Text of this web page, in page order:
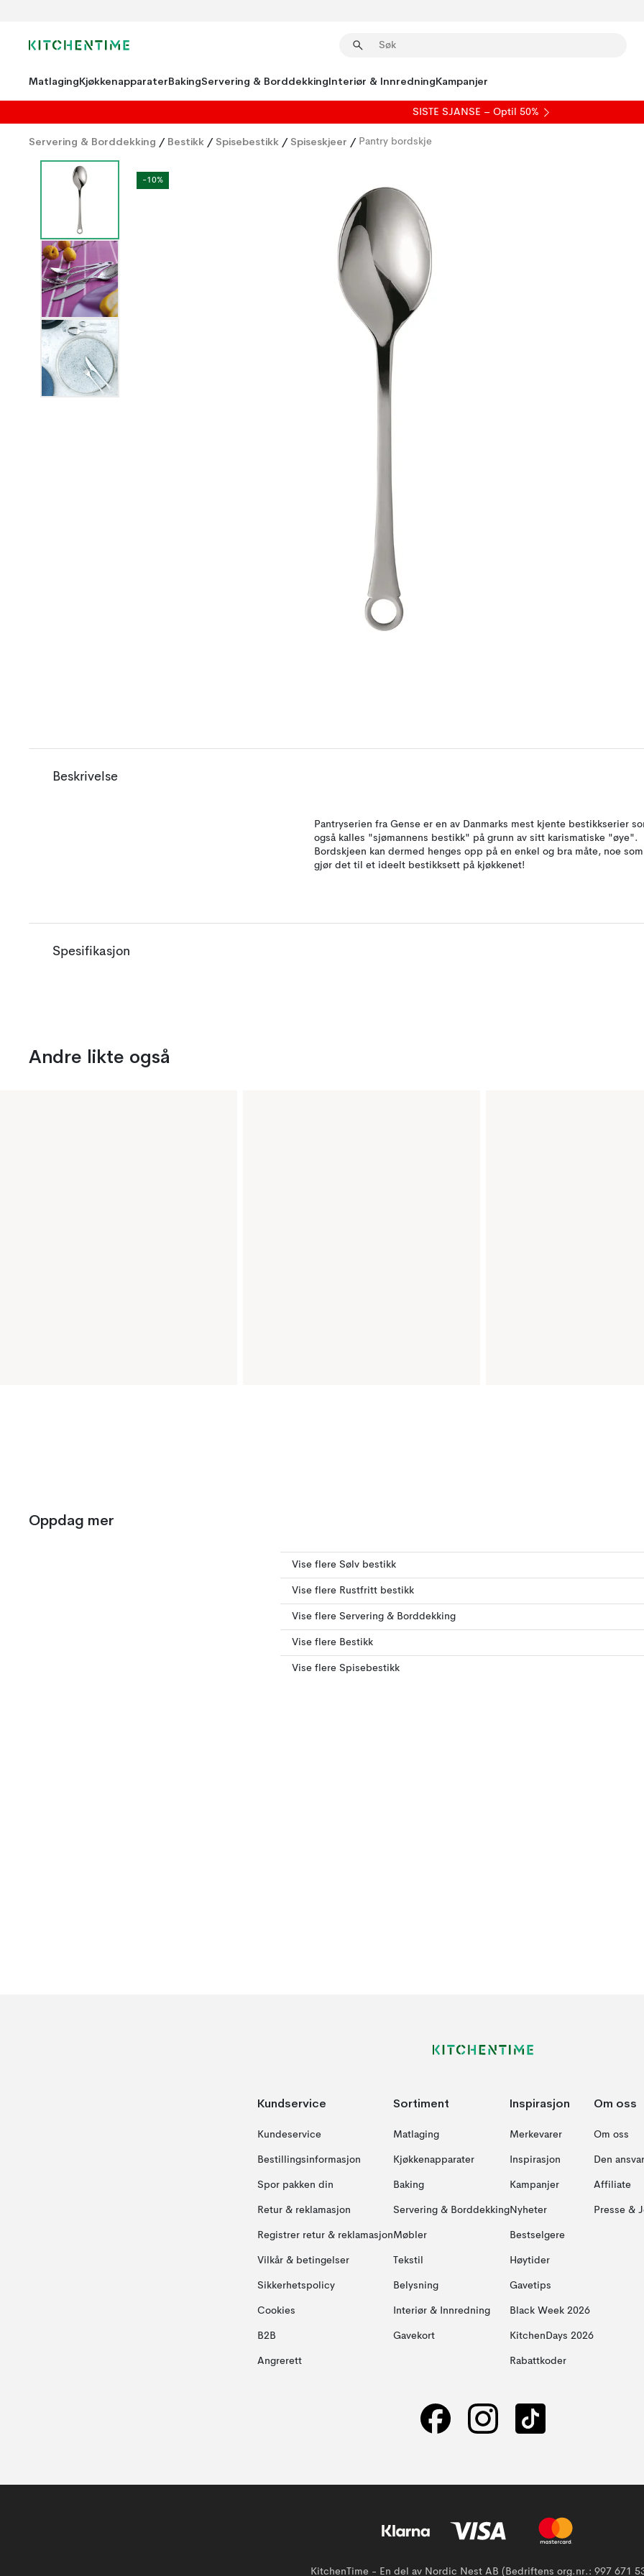
MatlagingKjøkkenapparaterBakingServering & BorddekkingInteriør & InnredningKampanjer
SISTE SJANSE – Optil 50%
Servering & Borddekking / Bestikk / Spisebestikk / Spiseskjeer / Pantry bordskje
-10%
Beskrivelse
Pantryserien fra Gense er en av Danmarks mest kjente bestikkserier
også kalles "sjømannens bestikk" på grunn av sitt karismatiske "øye".
Bordskjeen kan dermed henges opp på en enkel og bra måte, noe som
gjør det til et ideelt bestikksett på kjøkkenet!
Spesifikasjon
Andre likte også
Oppdag mer
Vise flere Sølv bestikk
Vise flere Rustfritt bestikk
Vise flere Servering & Borddekking
Vise flere Bestikk
Vise flere Spisebestikk
Kundservice
Kundeservice
Bestillingsinformasjon
Spor pakken din
Retur & reklamasjon
Registrer retur & reklamasjon
Vilkår & betingelser
Sikkerhetspolicy
Cookies
B2B
Angrerett
Sortiment
Matlaging
Kjøkkenapparater
Baking
Servering & Borddekking
Møbler
Tekstil
Belysning
Interiør & Innredning
Gavekort
Inspirasjon
Merkevarer
Inspirasjon
Kampanjer
Nyheter
Bestselgere
Høytider
Gavetips
Black Week 2026
KitchenDays 2026
Rabattkoder
Om oss
Om oss
Den
Affiliate
Presse &
KitchenTime - En del av Nordic Nest AB (Bedriftens org.nr.: 997 671